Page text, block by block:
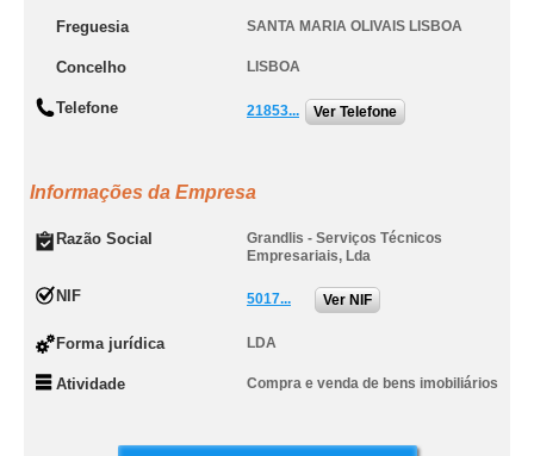
Freguesia SANTA MARIA OLIVAIS LISBOA
Concelho LISBOA
Telefone 21853... Ver Telefone
Informações da Empresa
Razão Social
Grandlis - Serviços Técnicos
Empresariais, Lda
NIF 5017... Ver NIF
Forma jurídica LDA
Atividade Compra e venda de bens imobiliários